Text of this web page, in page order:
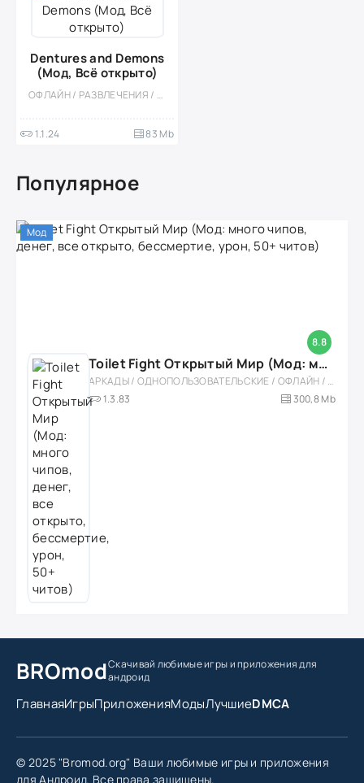
Dentures and Demons
(Мод, Всё открыто)
ОФЛАЙН / РАЗВЛЕЧЕНИЯ / ФЕРМЫ / ПИКСЕЛЬНАЯ / СТИЛИЗАЦИЯ / ОДНОПОЛЬЗОВАТЕЛЬСКИЕ / КАЗУАЛЬНЫЕ / ПРИКЛЮЧЕНИЕ / ВИД СБОКУ / МОД / КВЕСТЫ / POINT & CLICK / ВЕСЁЛАЯ / ДЛЯ ДЕТЕЙ
1.1.24 83 Mb
Популярное
8.8
Мод
Toilet Fight Открытый Мир (Мод: много чипов, денег, все открыто, бессмертие, урон, 50+ читов)
АРКАДЫ / ОДНОПОЛЬЗОВАТЕЛЬСКИЕ / ОФЛАЙН / МОД / РОЛЕВЫЕ / ШУТЕРЫ / ОТКРЫТЫЙ МИР / ВСТРОЕННЫЙ КЕШ / 3D / ЭКШЕНЫ / ТУАЛЕТНЫЕ ВОЙНЫ / ДЛЯ ДЕТЕЙ
1.3.83
300,8 Mb
BROmodСкачивай любимые игрыи приложения для
андроид
ГлавнаяИгрыПриложенияМодыЛучшиеDMCA
© 2025 "Bromod.org" Ваши любимые игры и приложения
для Андроид. Все права защищены.